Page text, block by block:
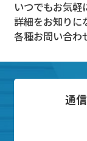
いつでもお気軽
詳細をお知りに
各種お問い合わ
通